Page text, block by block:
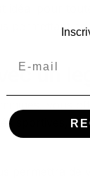
pour
de
un
vous
sportives,
permettra